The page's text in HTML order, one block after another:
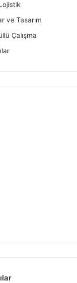
ve Tasarım
Çalışma